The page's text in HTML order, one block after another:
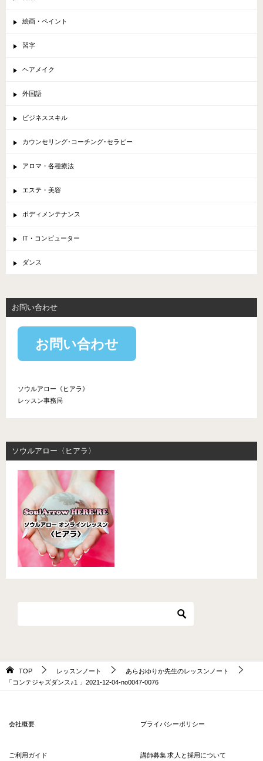
絵画・ペイント
習字
ヘアメイク
外国語
ビジネススキル
カウンセリング･コーチング･セラピー
アロマ・各種療法
エステ・美容
ボディメンテナンス
IT・コンピューター
ダンス
お問い合わせ
お問い合わせ
ソウルアロー《ヒアラ》
レッスン事務局
ソウルアロー〈ヒアラ〉
TOP レッスンノート
あらおゆりか先生のレッスンノート
「コンテジャズダンス♪1 」2021-12-04-no0047-0076
会社概要 プライバシーポリシー
ご利用ガイド 講師募集 求人と採用について